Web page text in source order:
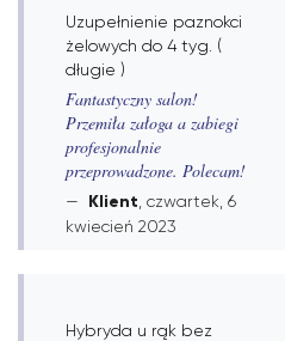
Uzupełnienie paznokci
żelowych do 4 tyg. (
długie )
Fantastyczny salon!
Przemiła załoga a zabiegi
profesjonalnie
przeprowadzone. Polecam!
Klient , czwartek, 6
kwiecień 2023
Hybryda u rąk bez